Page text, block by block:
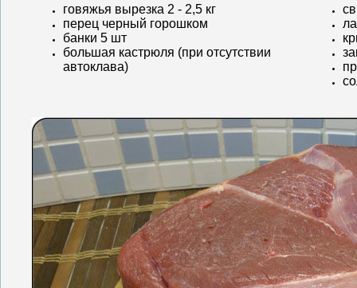
говяжья вырезка 2 - 2,5 кг
перец черный горошком
банки 5 шт
большая кастрюля (при отсутствии
автоклава)